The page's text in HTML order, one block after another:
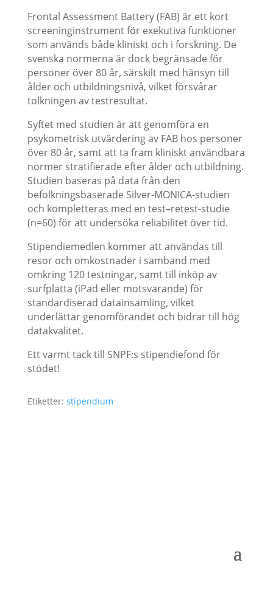
Frontal Assessment Battery (FAB) är ett kort
screeninginstrument för exekutiva funktioner
som används både kliniskt och i forskning. De
svenska normerna är dock begränsade för
personer över 80 år, särskilt med hänsyn till
ålder och utbildningsnivå, vilket försvårar
tolkningen av testresultat.
Syftet med studien är att genomföra en
psykometrisk utvärdering av FAB hos personer
över 80 år, samt att ta fram kliniskt användbara
normer stratifierade efter ålder och utbildning.
Studien baseras på data från den
befolkningsbaserade Silver‑MONICA‑studien
och kompletteras med en test–retest‑studie
(n=60) för att undersöka reliabilitet över tid.
Stipendiemedlen kommer att användas till
resor och omkostnader i samband med
omkring 120 testningar, samt till inköp av
surfplatta (iPad eller motsvarande) för
standardiserad datainsamling, vilket
underlättar genomförandet och bidrar till hög
datakvalitet.
Ett varmt tack till SNPF:s stipendiefond för
stödet!
Etiketter: stipendium